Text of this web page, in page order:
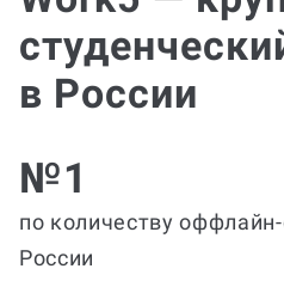
в России
№1
по количеству
России